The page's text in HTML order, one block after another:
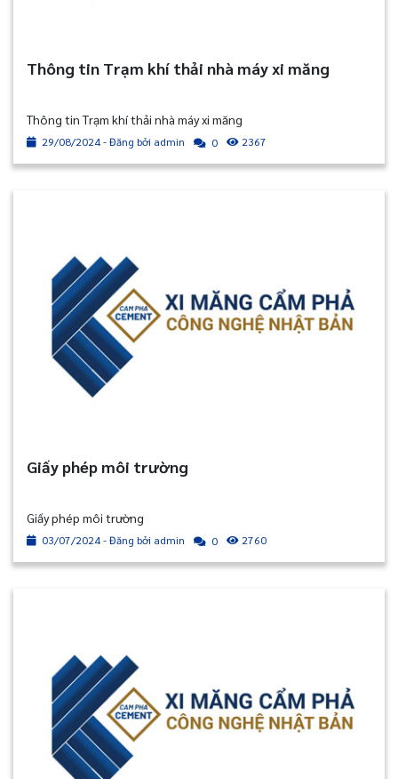
Thông tin Trạm khí thải nhà máy xi măng
Thông tin Trạm khí thải nhà máy xi măng
29/08/2024 - Đăng bởi admin 0 2367
Giấy phép môi trường
Giấy phép môi trường
03/07/2024 - Đăng bởi admin 0 2760